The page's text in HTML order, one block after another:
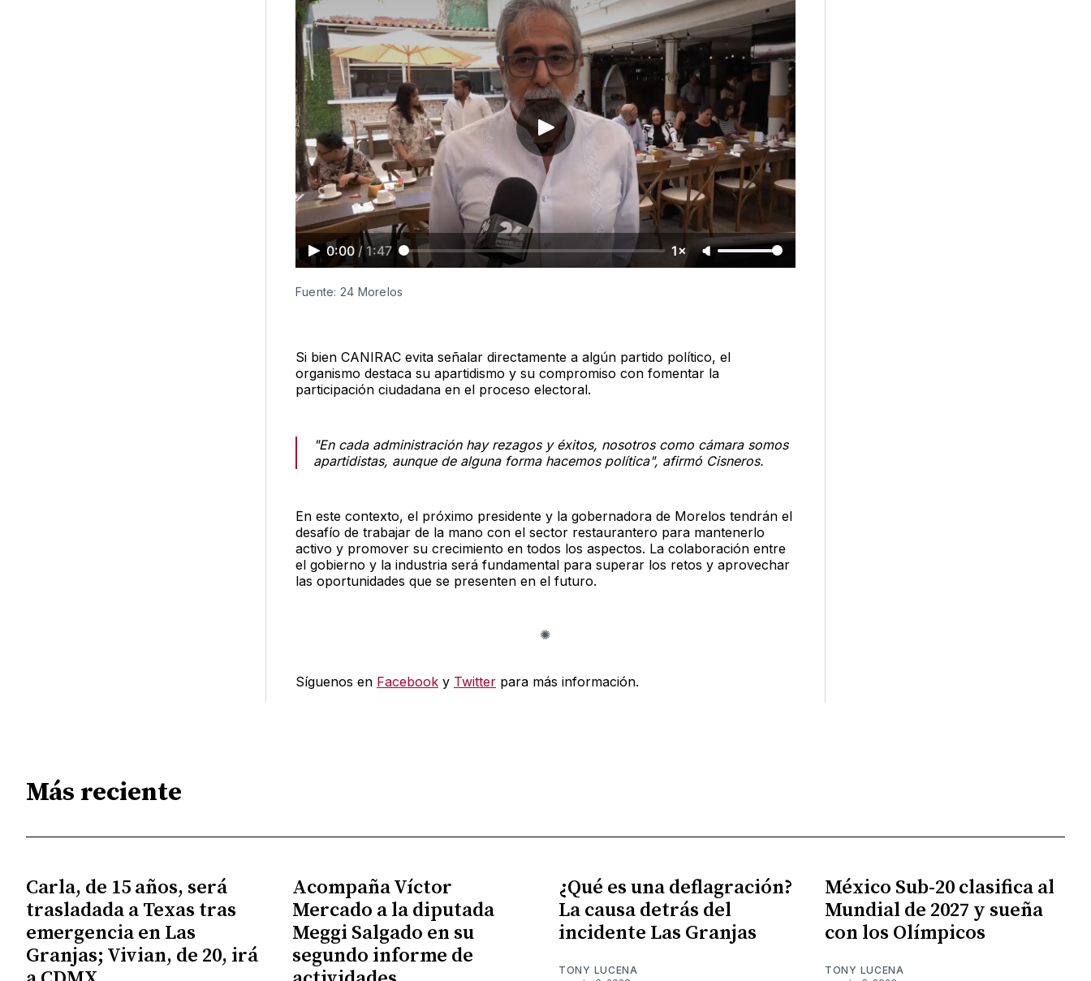
0:00 / 1:47 1×
Fuente: 24 Morelos
Si bien CANIRAC evita señalar directamente a algún partido político, el
organismo destaca su apartidismo y su compromiso con fomentar la
participación ciudadana en el proceso electoral.
"En cada administración hay rezagos y éxitos, nosotros como cámara somos
apartidistas, aunque de alguna forma hacemos política", afirmó Cisneros.
En este contexto, el próximo presidente y la gobernadora de Morelos tendrán el
desafío de trabajar de la mano con el sector restaurantero para mantenerlo
activo y promover su crecimiento en todos los aspectos. La colaboración entre
el gobierno y la industria será fundamental para superar los retos y aprovechar
las oportunidades que se presenten en el futuro.
Síguenos en Facebooky Twitterpara más información.
Más reciente
Carla, de 15 años, será
trasladada a Texas tras
emergencia en Las
Granjas; Vivian, de 20, irá
Acompaña Víctor
Mercado a la diputada
Meggi Salgado en su
segundo informe de
¿Qué es una deflagración?
La causa detrás del
incidente Las Granjas
TONY LUCENA
México Sub-20 clasifica al
Mundial de 2027 y sueña
con los Olímpicos
TONY LUCENA